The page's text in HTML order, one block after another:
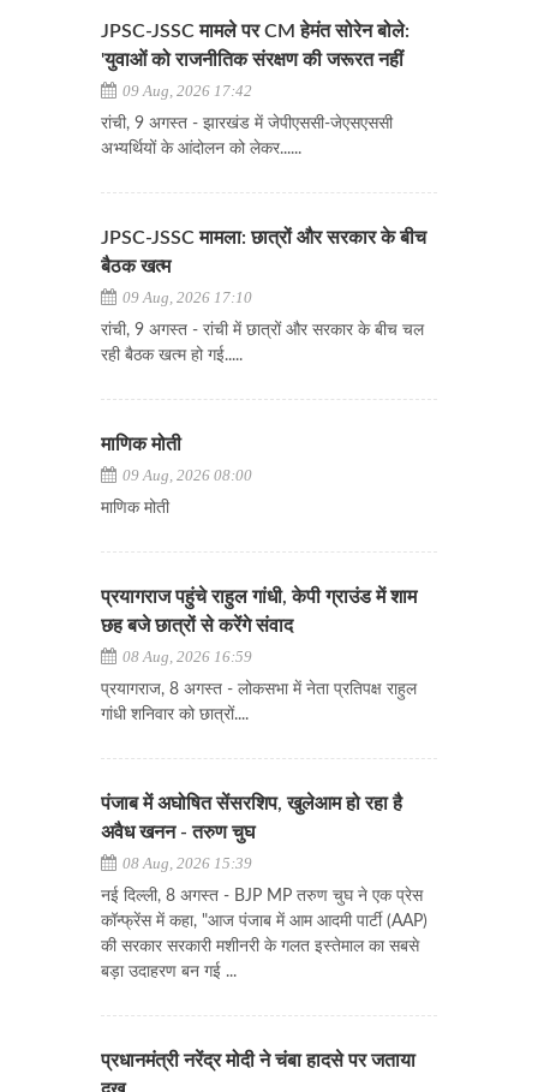
JPSC-JSSC मामले पर CM हेमंत सोरेन बोले:
'युवाओं को राजनीतिक संरक्षण की जरूरत नहीं
09 Aug, 2026 17:42
रांची, 9 अगस्त - झारखंड में जेपीएससी-जेएसएससी
अभ्यर्थियों के आंदोलन को लेकर......
JPSC-JSSC मामला: छात्रों और सरकार के बीच
बैठक खत्म
09 Aug, 2026 17:10
रांची, 9 अगस्त - रांची में छात्रों और सरकार के बीच चल
रही बैठक खत्म हो गई.....
माणिक मोती
09 Aug, 2026 08:00
माणिक मोती
प्रयागराज पहुंचे राहुल गांधी, केपी ग्राउंड में शाम
छह बजे छात्रों से करेंगे संवाद
08 Aug, 2026 16:59
प्रयागराज, 8 अगस्त - लोकसभा में नेता प्रतिपक्ष राहुल
गांधी शनिवार को छात्रों....
पंजाब में अघोषित सेंसरशिप, खुलेआम हो रहा है
अवैध खनन - तरुण चुघ
08 Aug, 2026 15:39
नई दिल्ली, 8 अगस्त - BJP MP तरुण चुघ ने एक प्रेस
कॉन्फ्रेंस में कहा, "आज पंजाब में आम आदमी पार्टी (AAP)
की सरकार सरकारी मशीनरी के गलत इस्तेमाल का सबसे
बड़ा उदाहरण बन गई ...
प्रधानमंत्री नरेंद्र मोदी ने चंबा हादसे पर जताया